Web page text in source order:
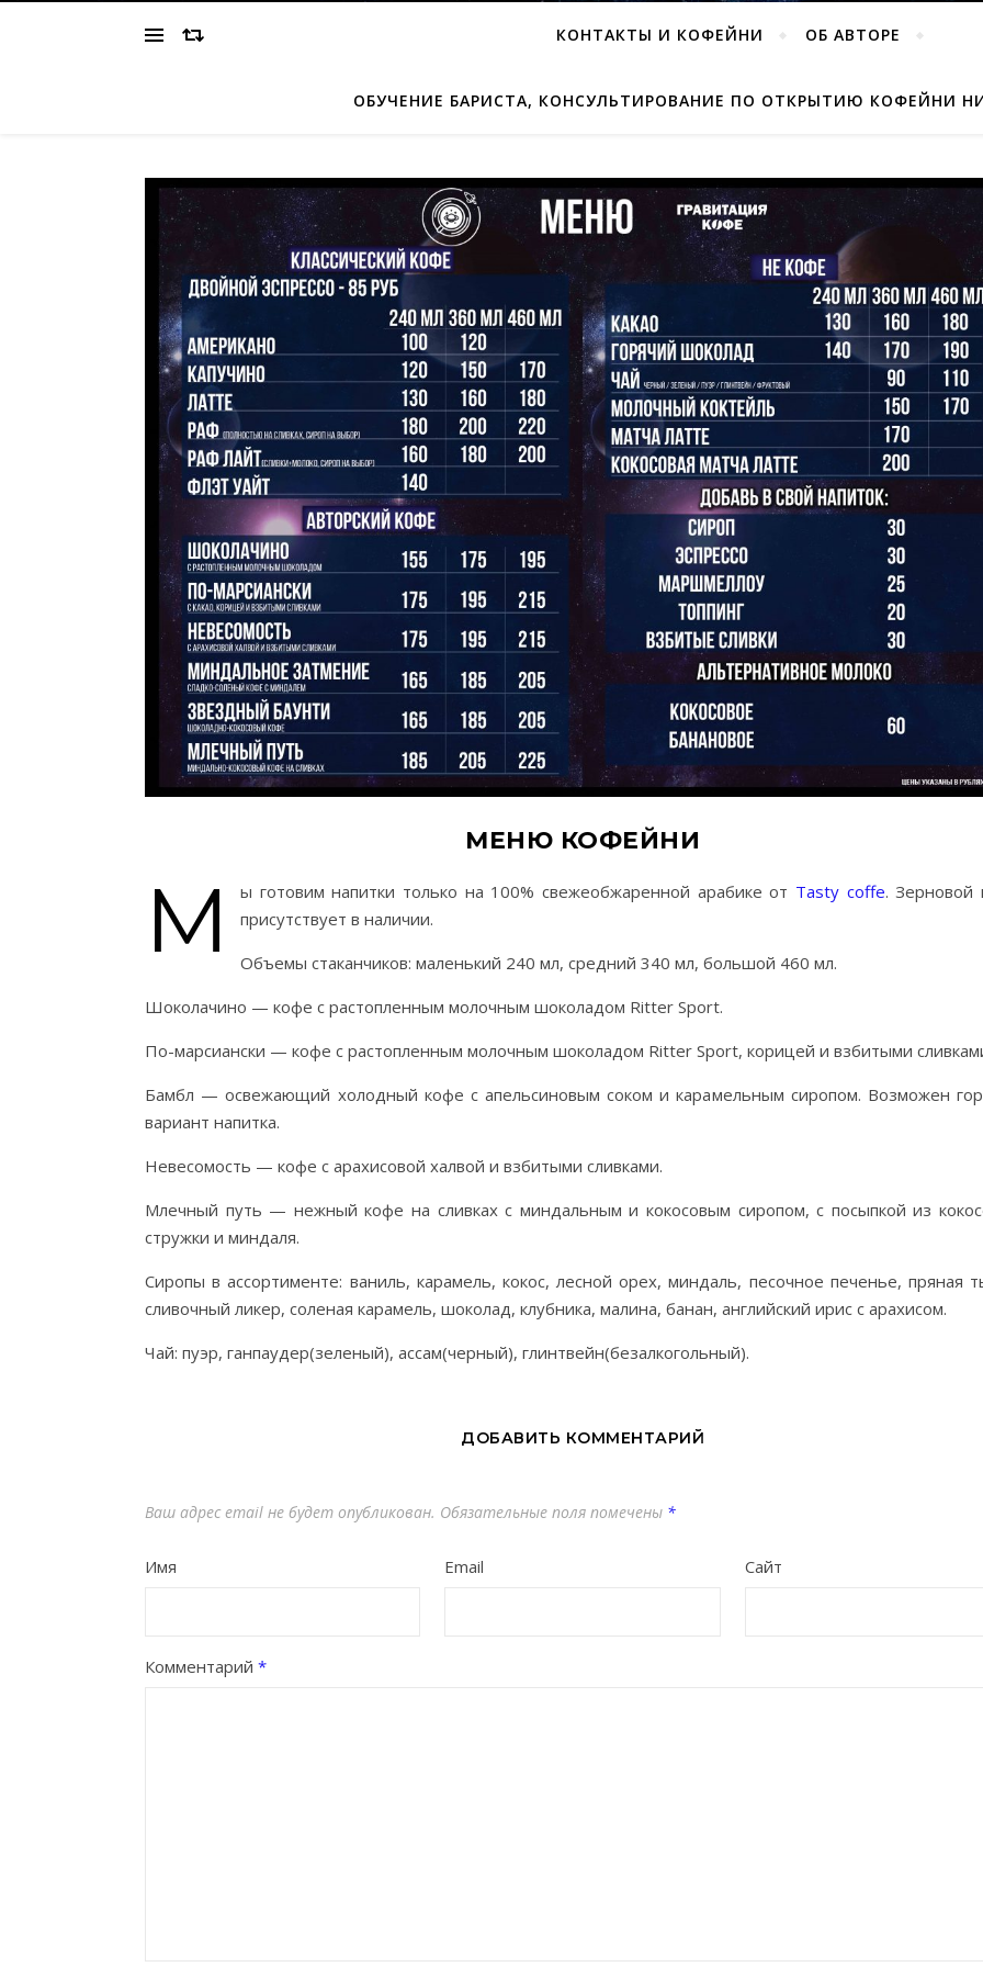
КОНТАКТЫ И КОФЕЙНИ ОБ АВТОРЕ
ОБУЧЕНИЕ БАРИСТА, КОНСУЛЬТИРОВАНИЕ ПО ОТКРЫТИЮ КОФЕЙНИ
МЕНЮ КОФЕЙНИ
М ы готовим напитки только на 100% свежеобжаренной арабике от Tasty coffe. Зерновой
присутствует в наличии.
Объемы стаканчиков: маленький 240 мл, средний 340 мл, большой 460 мл.
Шоколачино — кофе с растопленным молочным шоколадом Ritter Sport.
По-марсиански — кофе с растопленным молочным шоколадом Ritter Sport, корицей и взбитыми
Бамбл — освежающий холодный кофе с апельсиновым соком и карамельным сиропом. Возможен
вариант напитка.
Невесомость — кофе с арахисовой халвой и взбитыми сливками.
Млечный путь — нежный кофе на сливках с миндальным и кокосовым сиропом, с посыпкой из
стружки и миндаля.
Сиропы в ассортименте: ваниль, карамель, кокос, лесной орех, миндаль, песочное печенье, пряная
сливочный ликер, соленая карамель, шоколад, клубника, малина, банан, английский ирис с арахисом.
Чай: пуэр, ганпаудер(зеленый), ассам(черный), глинтвейн(безалкогольный).
ДОБАВИТЬ КОММЕНТАРИЙ
Ваш адрес email не будет опубликован. Обязательные поля помечены *
Имя Email Сайт
Комментарий *